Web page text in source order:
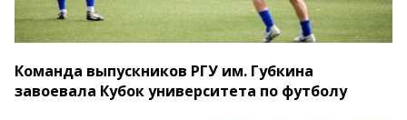
Команда выпускников РГУ им. Губкина
завоевала Кубок университета по футболу